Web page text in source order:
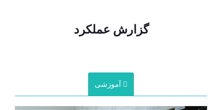
گزارش عملکرد
آموزشی